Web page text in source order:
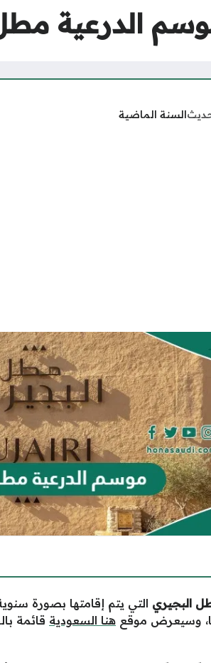
الدرعية مطل
السنة الماضية
البجيري التي يتم إقامتها بصورة
وسيعرض موقع هنا السعودية قائمة